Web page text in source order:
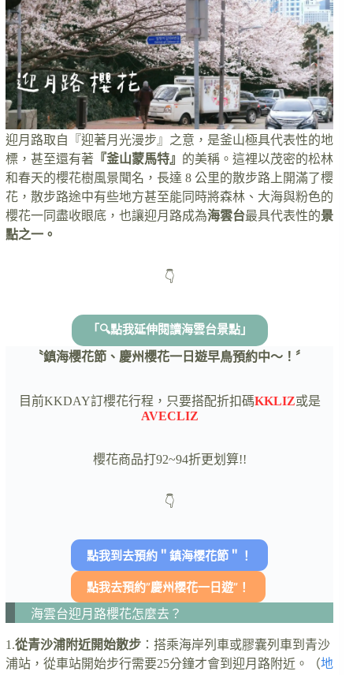
迎月路取自『迎著月光漫步』之意，是釜山極具代表性的地
標，甚至還有著 『釜山蒙馬特』 的美稱。這裡以茂密的松林
和春天的櫻花樹風景聞名，長達 8 公里的散步路上開滿了櫻
花，散步路途中有些地方甚至能同時將森林、大海與粉色的
櫻花一同盡收眼底，也讓迎月路成為海雲台最具代表性的景
點之一。
👇
「🔍點我延伸閱讀海雲台景點」
〝鎮海櫻花節、慶州櫻花一日遊早鳥預約中～！〞
目前KKDAY訂櫻花行程，只要搭配折扣碼KKLIZ或是
AVECLIZ
櫻花商品打92~94折更划算!!
👇
點我到去預約＂鎮海櫻花節＂！
點我去預約”慶州櫻花一日遊”！
海雲台迎月路櫻花怎麼去？
1.從青沙浦附近開始散步 ：搭乘海岸列車或膠囊列車到青沙
浦站，從車站開始步行需要25分鐘才會到迎月路附近。（地